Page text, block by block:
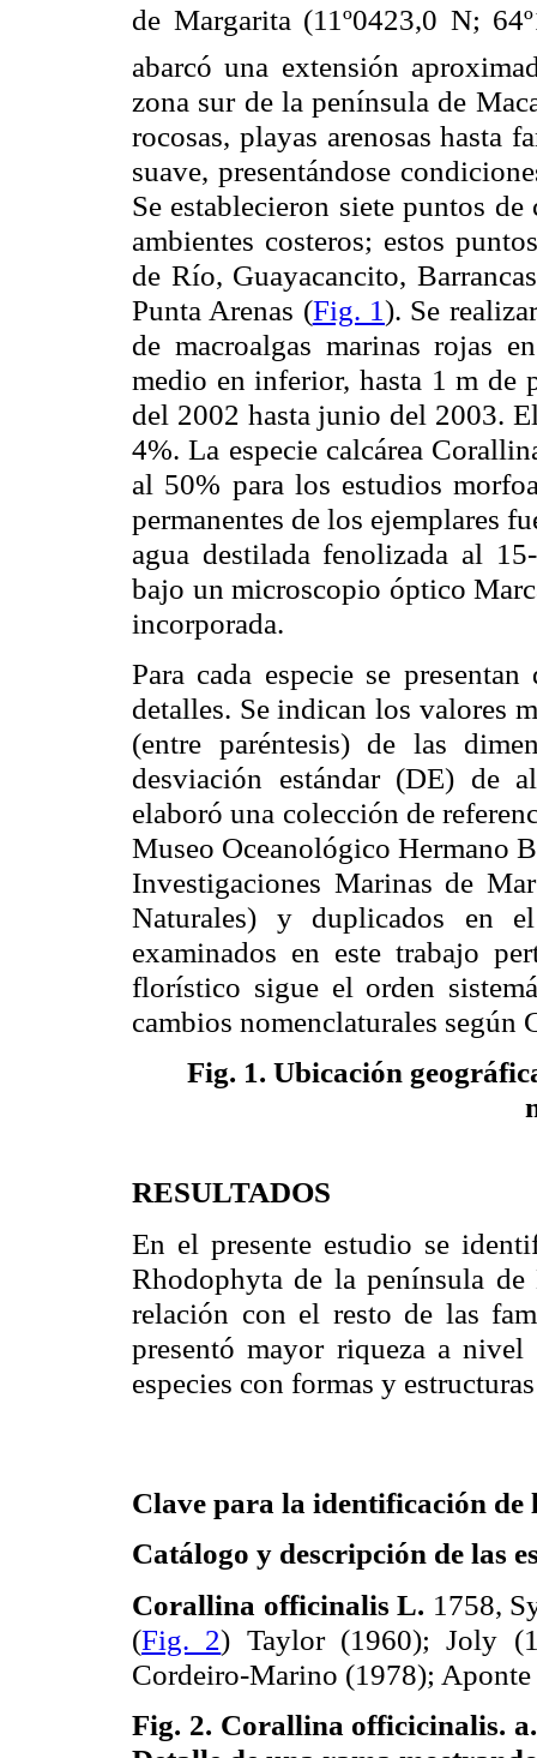
de Margarita (11º0423,0 N;
abarcó una extensión
zona sur de la península de
rocosas, playas arenosas hasta
suave, presentándose
Se establecieron siete puntos
ambientes costeros; estos
de Río, Guayacancito,
Punta Arenas (Fig. 1). Se
de macroalgas marinas rojas
medio en inferior, hasta 1 m de
del 2002 hasta junio del 2003.
4%. La especie calcárea
al 50% para los estudios
permanentes de los ejemplares
agua destilada fenolizada al
bajo un microscopio óptico
incorporada.
Para cada especie se
detalles. Se indican los valores
(entre paréntesis) de las
desviación estándar (DE) de
elaboró una colección de
Museo Oceanológico Hermano
Investigaciones Marinas de
Naturales) y duplicados en
examinados en este trabajo
florístico sigue el orden
cambios nomenclaturales
Fig. 1. Ubicación
RESULTADOS
En el presente estudio se
Rhodophyta de la península de
relación con el resto de las
presentó mayor riqueza a nivel
especies con formas y
Clave para la identificación de
Catálogo y descripción de las
Corallina officinalis L. 1758,
(Fig. 2) Taylor (1960); Joly
Cordeiro-Marino (1978);
Fig. 2. Corallina officicinalis.